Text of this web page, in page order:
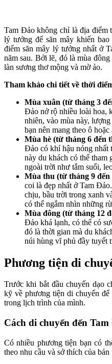
Tam Đảo không chỉ là địa điểm
lý tưởng để săn mây khiến
điểm săn mây lý tưởng nhất ở
năm sau. Bởi lẽ, đó là mùa
làn sương thơ mộng và mờ ảo.
Tham khảo chi tiết về thời
Mùa xuân (từ tháng 3
Đảo nở rộ nhiều loài hoa,
nhiên, vào mùa này,
bạn nên mang theo ô
Mùa hè (từ tháng 6 đến
Đảo có khí hậu nóng nhất
này du khách có thể
ngoài trời như tắm suối,
Mùa thu (từ tháng 9 đến
coi là đẹp nhất ở Tam
chịu, bầu trời trong xanh
có thể ngắm nhìn những
Mùa đông (từ tháng 12
Đảo khá lạnh, có thể có
đó là thời gian mà du
núi hùng vĩ phủ đầy tuyết
Phương tiện di
Trước khi bắt đầu chuyến dạo
kỹ về phương tiện di chuyển
trong lịch trình của mình.
Cách di chuyển đến
Có nhiều phương tiện bạn có
theo nhu cầu và sở thích của bản